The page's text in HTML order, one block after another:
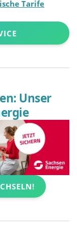
Tarife
Unser